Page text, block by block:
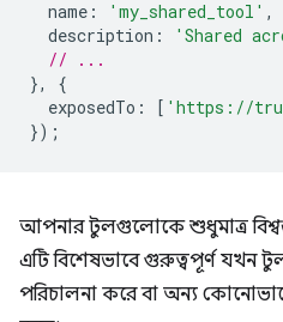
name : 'my_shared_tool' ,
description : 'Shared
// ...
},
{
exposedTo : [ 'https://
});
আপনার টুলগুলোকে শুধুমাত্র
এটি বিশেষভাবে গুরুত্বপূর্ণ যখন
পরিচালনা করে বা অন্য